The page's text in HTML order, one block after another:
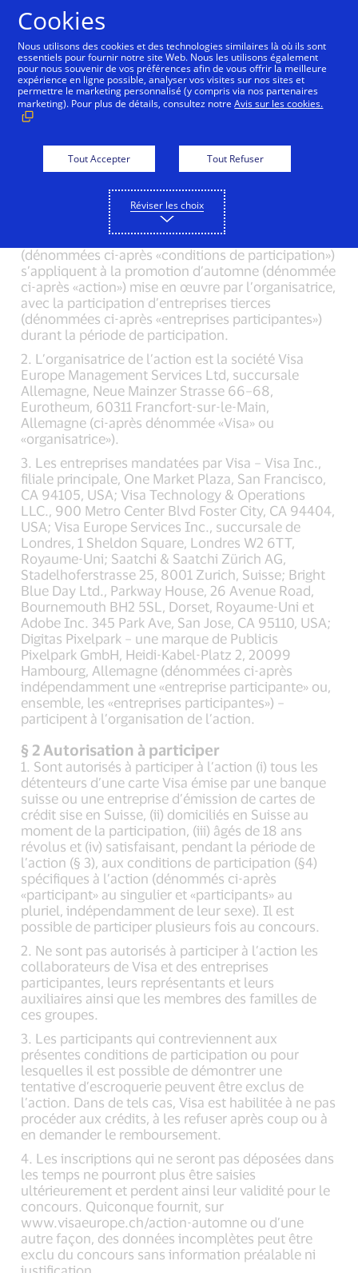
Conditions de participation
§ 1 Domaine d’application, organisatrice de
l’action et entreprises participantes
1. Les présentes conditions de participation
(dénommées ci-après «conditions de participation»)
s’appliquent à la promotion d’automne (dénommée
ci-après «action») mise en œuvre par l’organisatrice,
avec la participation d’entreprises tierces
(dénommées ci-après «entreprises participantes»)
durant la période de participation.
2. L’organisatrice de l’action est la société Visa
Europe Management Services Ltd, succursale
Allemagne, Neue Mainzer Strasse 66–68,
Eurotheum, 60311 Francfort-sur-le-Main,
Allemagne (ci-après dénommée «Visa» ou
«organisatrice»).
3. Les entreprises mandatées par Visa – Visa Inc.,
filiale principale, One Market Plaza, San Francisco,
CA 94105, USA; Visa Technology & Operations
LLC., 900 Metro Center Blvd Foster City, CA 94404,
USA; Visa Europe Services Inc., succursale de
Londres, 1 Sheldon Square, Londres W2 6TT,
Royaume-Uni; Saatchi & Saatchi Zürich AG,
Stadelhoferstrasse 25, 8001 Zurich, Suisse; Bright
Blue Day Ltd., Parkway House, 26 Avenue Road,
Bournemouth BH2 5SL, Dorset, Royaume-Uni et
Adobe Inc. 345 Park Ave, San Jose, CA 95110, USA;
Digitas Pixelpark – une marque de Publicis
Pixelpark GmbH, Heidi-Kabel-Platz 2, 20099
Hambourg, Allemagne (dénommées ci-après
indépendamment une «entreprise participante» ou,
ensemble, les «entreprises participantes») –
participent à l’organisation de l’action.
§ 2 Autorisation à participer
1. Sont autorisés à participer à l’action (i) tous les
détenteurs d’une carte Visa émise par une banque
suisse ou une entreprise d’émission de cartes de
crédit sise en Suisse, (ii) domiciliés en Suisse au
moment de la participation, (iii) âgés de 18 ans
révolus et (iv) satisfaisant, pendant la période de
l’action (§ 3), aux conditions de participation (§4)
spécifiques à l’action (dénommés ci-après
«participant» au singulier et «participants» au
pluriel, indépendamment de leur sexe). Il est
possible de participer plusieurs fois au concours.
2. Ne sont pas autorisés à participer à l’action les
collaborateurs de Visa et des entreprises
participantes, leurs représentants et leurs
auxiliaires ainsi que les membres des familles de
ces groupes.
3. Les participants qui contreviennent aux
présentes conditions de participation ou pour
lesquelles il est possible de démontrer une
tentative d’escroquerie peuvent être exclus de
l’action. Dans de tels cas, Visa est habilitée à ne pas
procéder aux crédits, à les refuser après coup ou à
en demander le remboursement.
4. Les inscriptions qui ne seront pas déposées dans
les temps ne pourront plus être saisies
ultérieurement et perdent ainsi leur validité pour le
concours. Quiconque fournit, sur
www.visaeurope.ch/action-automne ou d’une
autre façon, des données incomplètes peut être
exclu du concours sans information préalable ni
justification.
Cookies
Nous utilisons des cookies et des technologies similaires là où ils sont
essentiels pour fournir notre site Web. Nous les utilisons également
pour nous souvenir de vos préférences afin de vous offrir la meilleure
expérience en ligne possible, analyser vos visites sur nos sites et
permettre le marketing personnalisé (y compris via nos partenaires
marketing). Pour plus de détails, consultez notreAvis sur les cookies.
Tout Accepter Tout Refuser
Réviser les choix